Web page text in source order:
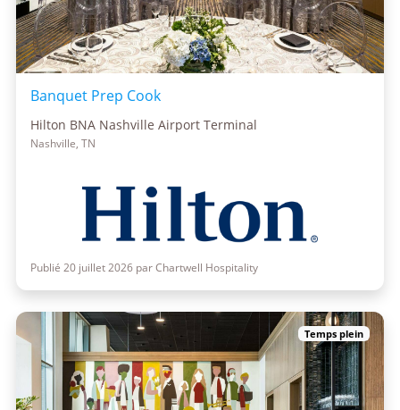
Banquet Prep Cook
Hilton BNA Nashville Airport Terminal
Nashville, TN
Publié 20 juillet 2026 par Chartwell Hospitality
Temps plein